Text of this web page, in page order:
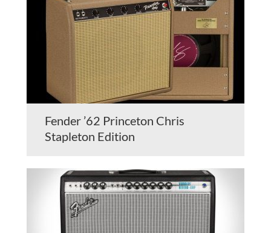
Fender ’62 Princeton Chris
Stapleton Edition